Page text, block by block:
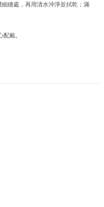
縫處，再用清水沖淨並拭乾；滿
戴。